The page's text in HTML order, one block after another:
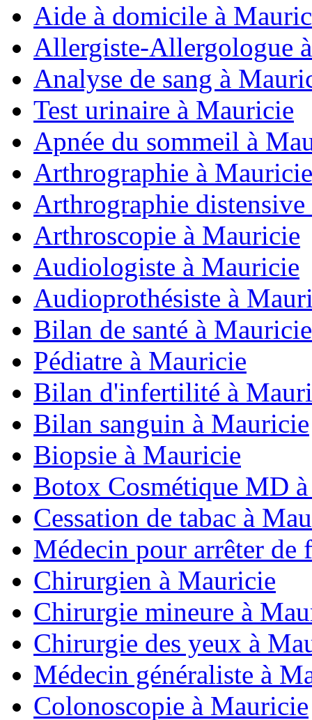
Aide à domicile à
Allergiste-Allergologue
Analyse de sang à
Test urinaire à Mauricie
Apnée du sommeil à
Arthrographie à Mauricie
Arthrographie
Arthroscopie à Mauricie
Audiologiste à Mauricie
Audioprothésiste à
Bilan de santé à Mauricie
Pédiatre à Mauricie
Bilan d'infertilité à
Bilan sanguin à Mauricie
Biopsie à Mauricie
Botox Cosmétique MD
Cessation de tabac à
Médecin pour arrêter de
Chirurgien à Mauricie
Chirurgie mineure à
Chirurgie des yeux à
Médecin généraliste à
Colonoscopie à Mauricie